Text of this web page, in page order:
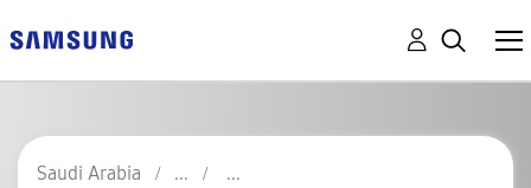
Saudi Arabia